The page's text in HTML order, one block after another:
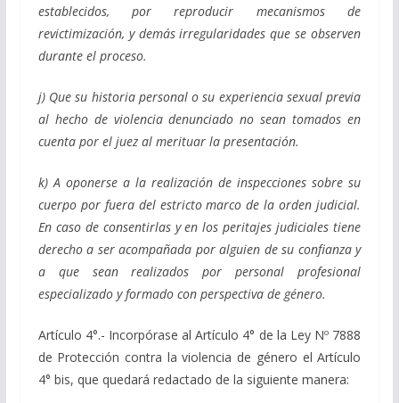
establecidos, por reproducir mecanismos de
revictimización, y demás irregularidades que se observen
durante el proceso.
j) Que su historia personal o su experiencia sexual previa
al hecho de violencia denunciado no sean tomados en
cuenta por el juez al merituar la presentación.
k) A oponerse a la realización de inspecciones sobre su
cuerpo por fuera del estricto marco de la orden judicial.
En caso de consentirlas y en los peritajes judiciales tiene
derecho a ser acompañada por alguien de su confianza y
a que sean realizados por personal profesional
especializado y formado con perspectiva de género.
Artículo 4°.- Incorpórase al Artículo 4° de la Ley Nº 7888
de Protección contra la violencia de género el Artículo
4° bis, que quedará redactado de la siguiente manera: